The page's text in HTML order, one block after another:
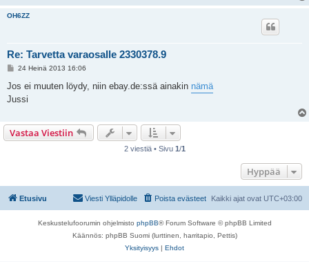
OH6ZZ
Re: Tarvetta varaosalle 2330378.9
V
e
t
24 Heinä 2013 16:06
Jos ei muuten löydy, niin ebay.de:ssä ainakin nämä
Jussi
Vastaa Viestiin
2 viestiä • Sivu 1/1
Hyppää
Etusivu Kaikki ajat ovat UTC+03:00
Poista evästeet
Viesti Ylläpidolle
Keskustelufoorumin ohjelmisto phpBB® Forum Software © phpBB Limited
Käännös: phpBB Suomi (lurttinen, harritapio, Pettis)
Yksityisyys | Ehdot